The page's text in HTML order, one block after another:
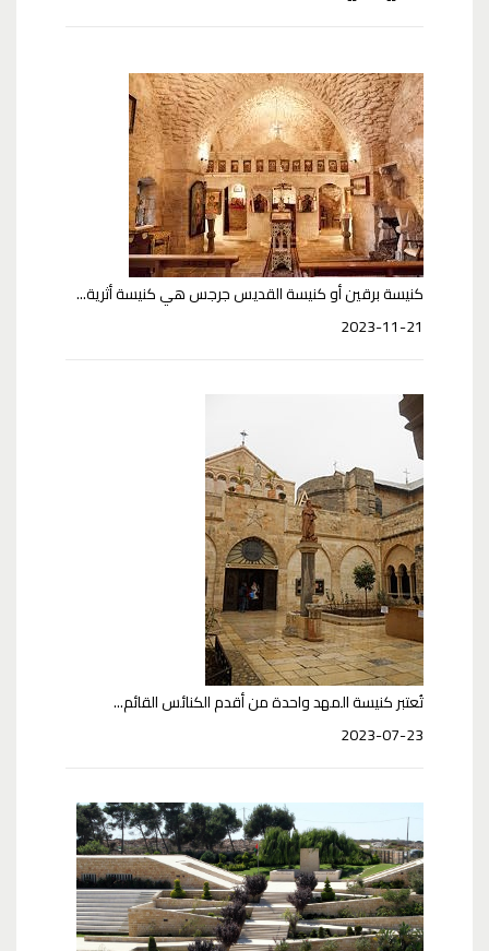
كنيسة برقين أو كنيسة القديس جرجس هي كنيسة أثرية...
2023-11-21
تُعتبر كنيسة المهد واحدة من أقدم الكنائس القائم...
2023-07-23